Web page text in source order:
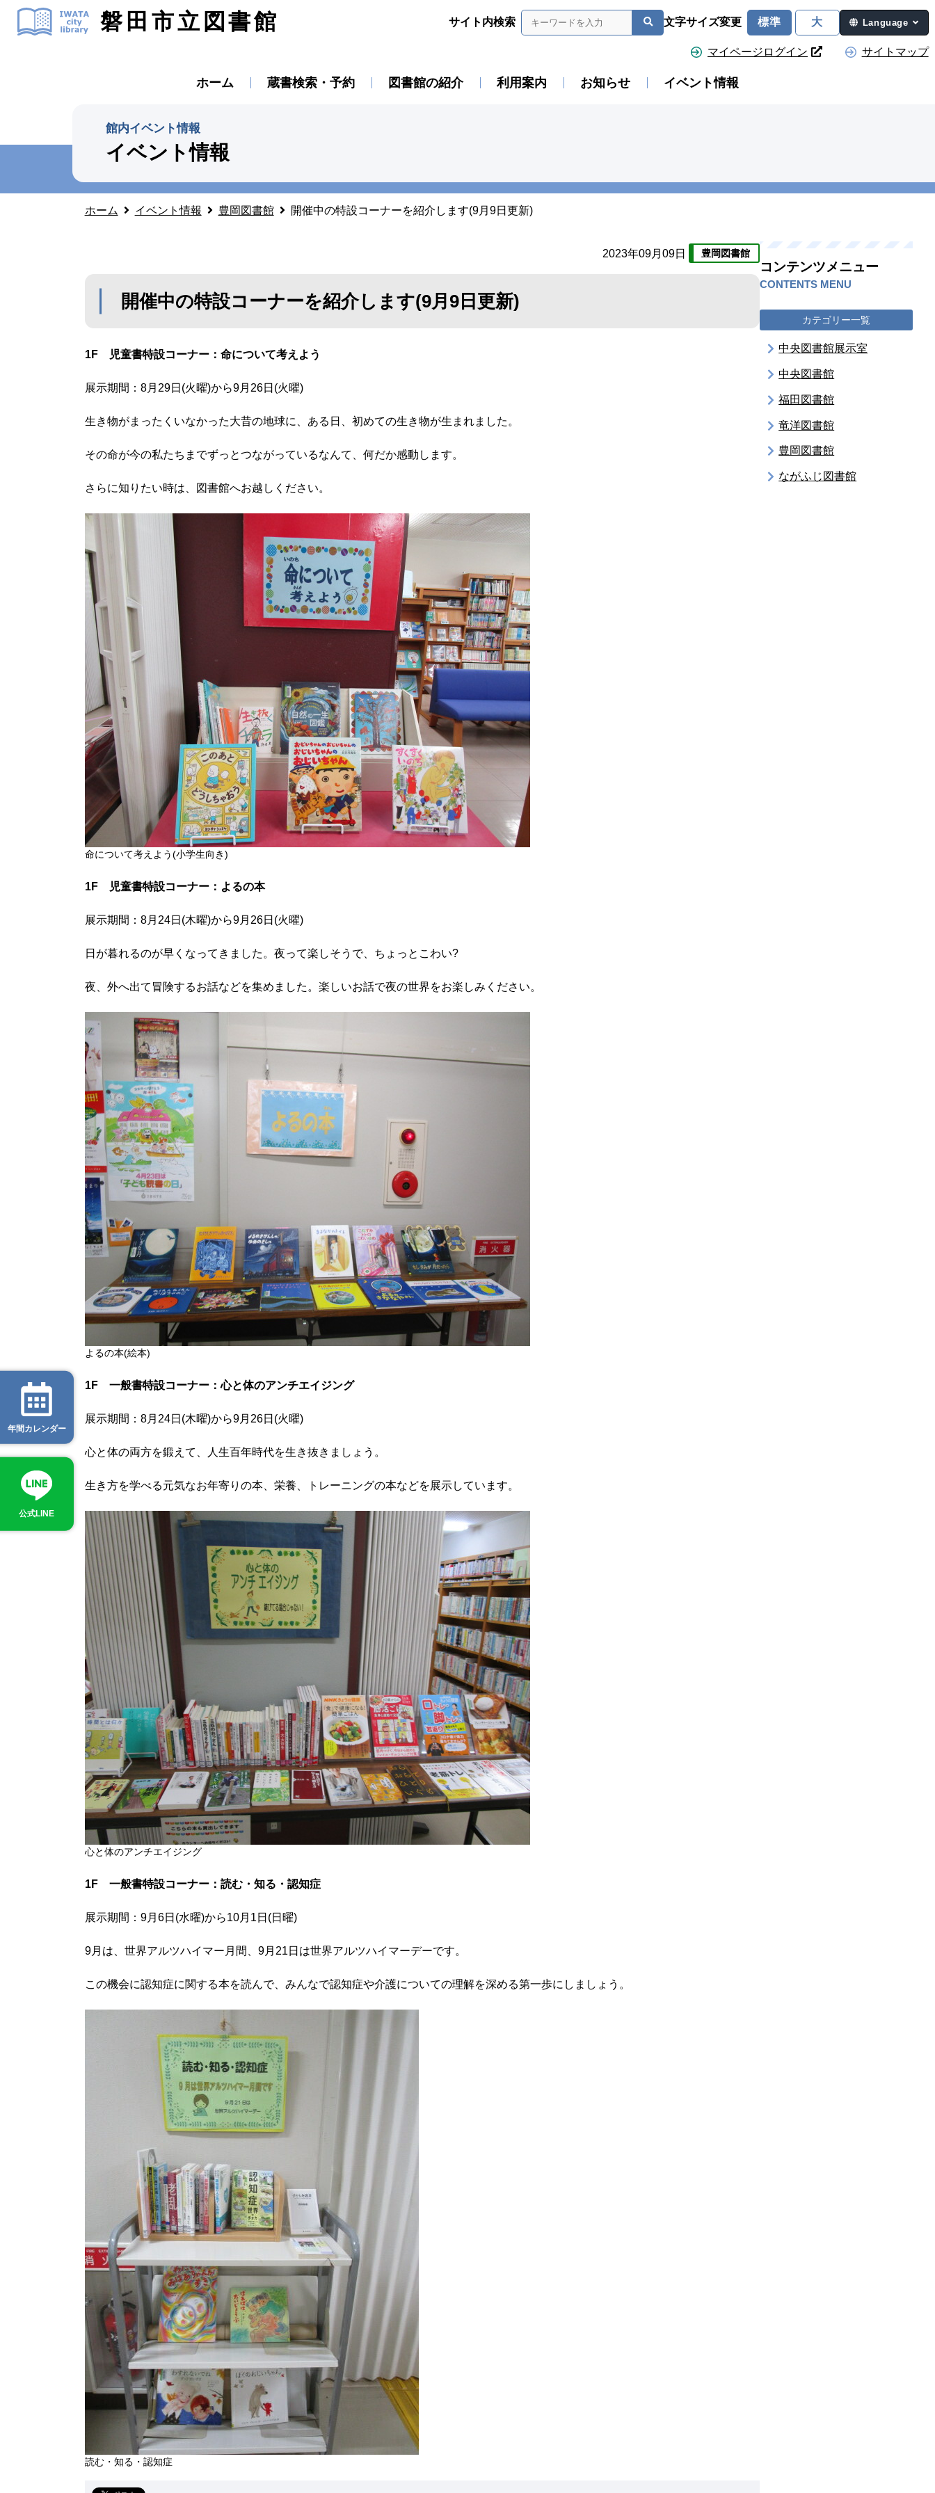
磐田市立図書館 サイト内検索 文字サイズ変更 標準 大 Language
マイページログイン サイトマップ
ホーム 蔵書検索・予約 図書館の紹介 利用案内 お知らせ イベント情報
館内イベント情報
イベント情報
ホーム イベント情報 豊岡図書館 開催中の特設コーナーを紹介します(9月9日更新)
2023年09月09日 豊岡図書館
開催中の特設コーナーを紹介します(9月9日更新)
1F 児童書特設コーナー：命について考えよう
展示期間：8月29日(火曜)から9月26日(火曜)
生き物がまったくいなかった大昔の地球に、ある日、初めての生き物が生まれました。
その命が今の私たちまでずっとつながっているなんて、何だか感動します。
さらに知りたい時は、図書館へお越しください。
命について考えよう(小学生向き)
1F 児童書特設コーナー：よるの本
展示期間：8月24日(木曜)から9月26日(火曜)
日が暮れるのが早くなってきました。夜って楽しそうで、ちょっとこわい?
夜、外へ出て冒険するお話などを集めました。楽しいお話で夜の世界をお楽しみください。
よるの本(絵本)
1F 一般書特設コーナー：心と体のアンチエイジング
展示期間：8月24日(木曜)から9月26日(火曜)
心と体の両方を鍛えて、人生百年時代を生き抜きましょう。
生き方を学べる元気なお年寄りの本、栄養、トレーニングの本などを展示しています。
心と体のアンチエイジング
1F 一般書特設コーナー：読む・知る・認知症
展示期間：9月6日(水曜)から10月1日(日曜)
9月は、世界アルツハイマー月間、9月21日は世界アルツハイマーデーです。
この機会に認知症に関する本を読んで、みんなで認知症や介護についての理解を深める第一歩にしましょう。
読む・知る・認知症
コンテンツメニュー
CONTENTS MENU
カテゴリー一覧
中央図書館展示室
中央図書館
福田図書館
竜洋図書館
豊岡図書館
ながふじ図書館
年間カレンダー
公式LINE